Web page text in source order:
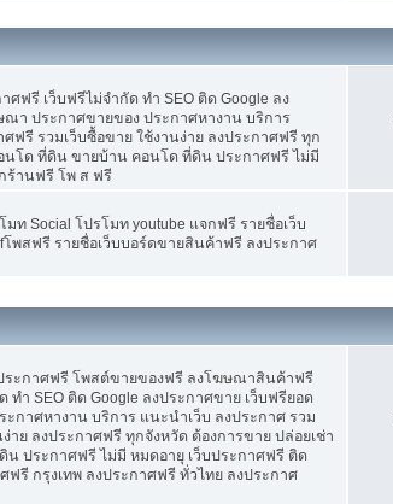
รี เว็บฟรีไม่จำกัด ทำ SEO ติด Google ลง
า ประกาศขายของ ประกาศหางาน บริการ
ฟรี รวมเว็บซื้อขาย ใช้งานง่าย ลงประกาศฟรี ทุก
นโด ที่ดิน ขายบ้าน คอนโด ที่ดิน ประกาศฟรี ไม่มี
ร้านฟรี โพ ส ฟรี
ท Social โปรโมท youtube แจกฟรี รายชื่อเว็บ
โพสฟรี รายชื่อเว็บบอร์ดขายสินค้าฟรี ลงประกาศ
ระกาศฟรี โพสต์ขายของฟรี ลงโฆษณาสินค้าฟรี
ำ SEO ติด Google ลงประกาศขาย เว็บฟรียอด
กาศหางาน บริการ แนะนำเว็บ ลงประกาศ รวม
าย ลงประกาศฟรี ทุกจังหวัด ต้องการขาย ปล่อยเช่า
ประกาศฟรี ไม่มี หมดอายุ เว็บประกาศฟรี ติด
รี กรุงเทพ ลงประกาศฟรี ทั่วไทย ลงประกาศ